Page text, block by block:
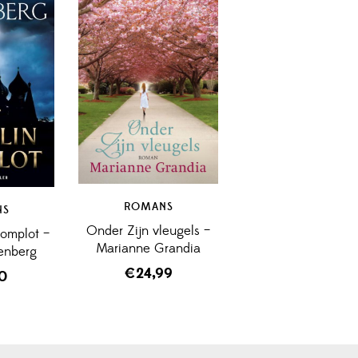
–
ROMANS
Onder Zijn vleugels –
Marianne Grandia
€24,99